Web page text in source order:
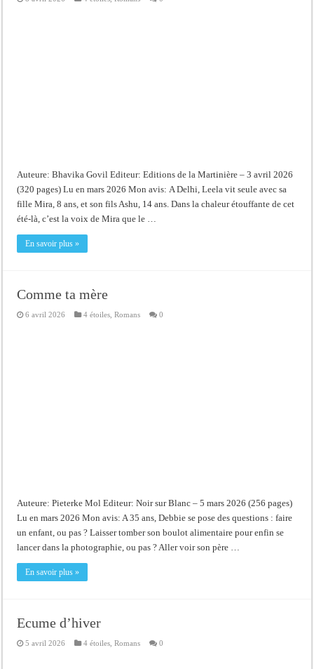
Auteure: Bhavika Govil Editeur: Editions de la Martinière – 3 avril 2026
(320 pages) Lu en mars 2026 Mon avis: A Delhi, Leela vit seule avec sa
fille Mira, 8 ans, et son fils Ashu, 14 ans. Dans la chaleur étouffante de cet
été-là, c’est la voix de Mira que le …
En savoir plus »
Comme ta mère
6 avril 2026 4 étoiles,Romans 0
Auteure: Pieterke Mol Editeur: Noir sur Blanc – 5 mars 2026 (256 pages)
Lu en mars 2026 Mon avis: A 35 ans, Debbie se pose des questions : faire
un enfant, ou pas ? Laisser tomber son boulot alimentaire pour enfin se
lancer dans la photographie, ou pas ? Aller voir son père …
En savoir plus »
Ecume d’hiver
5 avril 2026 4 étoiles ,Romans 0